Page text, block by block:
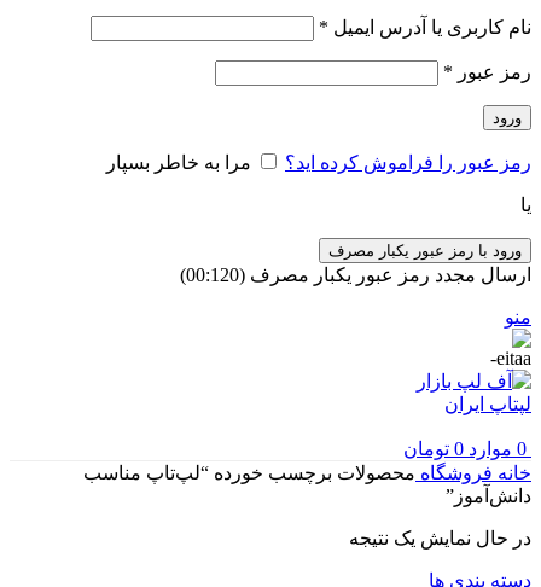
نام کاربری یا آدرس ایمیل *
رمز عبور *
ورود
رمز عبور را فراموش کرده اید؟ مرا به خاطر بسپار
یا
ورود با رمز عبور یکبار مصرف
ارسال مجدد رمز عبور یکبار مصرف (00:
120
)
منو
0 موارد 0 تومان
خانه فروشگاه محصولات برچسب خورده “لپ‌تاپ مناسب
دانش‌آموز”
در حال نمایش یک نتیجه
دسته بندی ها